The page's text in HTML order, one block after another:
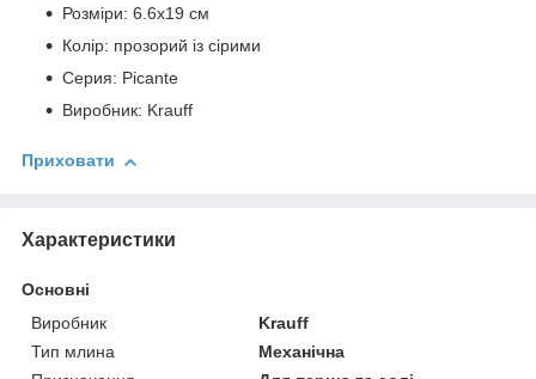
Розміри: 6.6х19 см
Колір: прозорий із сірими
Серия: Picante
Виробник: Krauff
Приховати
Характеристики
Основні
Виробник
Krauff
Тип млина
Механічна